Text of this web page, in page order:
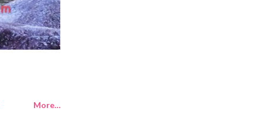
More…